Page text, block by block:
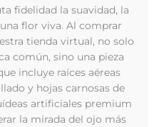
fidelidad la suavidad, la
flor viva. Al comprar
tienda virtual, no solo
común, sino una pieza
incluye raíces aéreas
y hojas carnosas de
artificiales premium
la mirada del ojo más